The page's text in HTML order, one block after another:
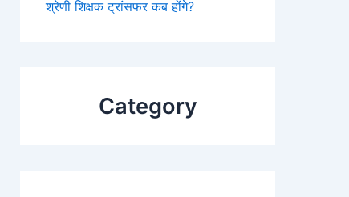
श्रेणी शिक्षक ट्रांसफर कब होंगे?
Category